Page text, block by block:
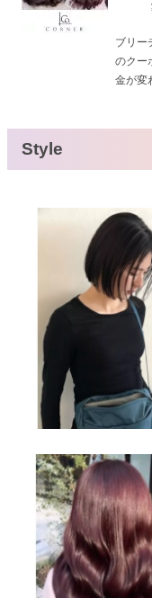
ブリー
のクー
金が変
Style